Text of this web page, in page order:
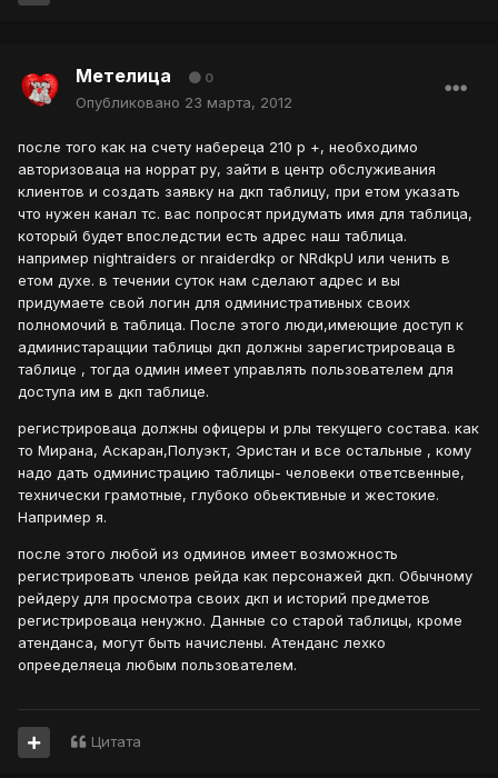
Метелица 0
Опубликовано 23 марта, 2012
после того как на счету набереца 210 р +, необходимо
авторизоваца на норрат ру, зайти в центр обслуживания
клиентов и создать заявку на дкп таблицу, при етом указать
что нужен канал тс. вас попросят придумать имя для таблица,
который будет впоследстии есть адрес наш таблица.
например nightraiders or nraiderdkp or NRdkpU или ченить в
етом духе. в течении суток нам сделают адрес и вы
придумаете свой логин для одминистративных своих
полномочий в таблица. После этого люди,имеющие доступ к
администарацции таблицы дкп должны зарегистрироваца в
таблице , тогда одмин имеет управлять пользователем для
доступа им в дкп таблице.
регистрироваца должны офицеры и рлы текущего состава. как
то Мирана, Аскаран,Полуэкт, Эристан и все остальные , кому
надо дать одминистрацию таблицы- человеки ответсвенные,
технически грамотные, глубоко обьективные и жестокие.
Например я.
после этого любой из одминов имеет возможность
регистрировать членов рейда как персонажей дкп. Обычному
рейдеру для просмотра своих дкп и историй предметов
регистрироваца ненужно. Данные со старой таблицы, кроме
атенданса, могут быть начислены. Атенданс лехко
опрееделяеца любым пользователем.
Цитата